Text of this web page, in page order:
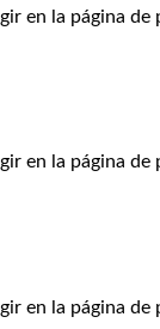
en la página de
en la página de
en la página de